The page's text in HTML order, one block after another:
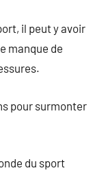
il peut y avoir
manque de
pour surmonter
du sport